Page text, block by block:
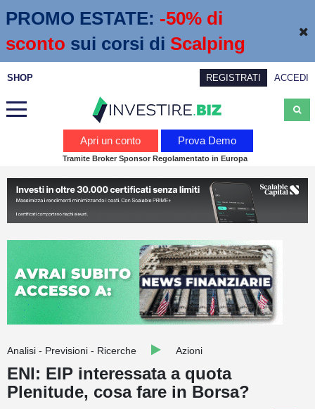
PROMO ESTATE: -50% di
sconto sui corsi di Scalping
SHOP REGISTRATI ACCEDI
Calendario economico
Webinar
Trading
Education
Quotazioni
Conto IG
Apri un conto Prova Demo
Tramite Broker Sponsor Regolamentato in Europa
Analisi - Previsioni - Ricerche Azioni
ENI: EIP interessata a quota
Plenitude, cosa fare in Borsa?